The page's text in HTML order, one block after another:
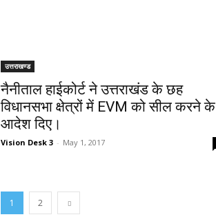
उत्तराखण्ड
नैनीताल हाईकोर्ट ने उत्तराखंड के छह
विधानसभा क्षेत्रों में EVM को सील करने के
आदेश दिए।
Vision Desk 3 - May 1, 2017
1 2